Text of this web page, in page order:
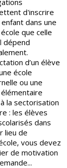
d'inscrire
dans une
que celle
dépend
d’un élève
école
ou une
la sectorisation
: les élèves
dans
lieu de
vous devez
de motivation